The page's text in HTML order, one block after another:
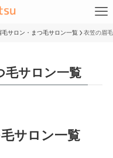
毛サロン・まつ毛サロン一覧 衣笠の眉
毛サロン一覧
サロン一覧